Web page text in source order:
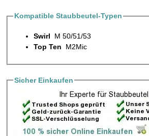
Kompatible Staubbeutel-Typen
Swirl M 50/51/53
Top Ten M2Mic
Sicher Einkaufen